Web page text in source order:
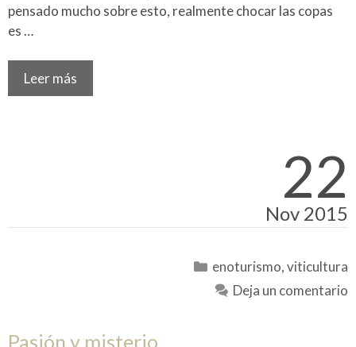
pensado mucho sobre esto, realmente chocar las copas
es …
Leer más
22
Nov 2015
Categorías
enoturismo,viticultura
Deja un comentario
Pasión y misterio